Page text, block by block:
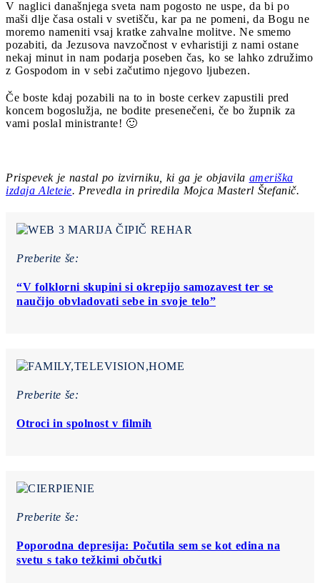
V naglici današnjega sveta nam pogosto ne uspe, da bi po
maši dlje časa ostali v svetišču, kar pa ne pomeni, da Bogu ne
moremo nameniti vsaj kratke zahvalne molitve. Ne smemo
pozabiti, da Jezusova navzočnost v evharistiji z nami ostane
nekaj minut in nam podarja poseben čas, ko se lahko združimo
z Gospodom in v sebi začutimo njegovo ljubezen.
Če boste kdaj pozabili na to in boste cerkev zapustili pred
koncem bogoslužja, ne bodite presenečeni, če bo župnik za
vami poslal ministrante! 🙂
Prispevek je nastal po izvirniku, ki ga je objavila ameriška
izdaja Aleteie. Prevedla in priredila Mojca Masterl Štefanič.
Preberite še:
“V folklorni skupini si okrepijo samozavest ter se
naučijo obvladovati sebe in svoje telo”
Preberite še:
Otroci in spolnost v filmih
Preberite še:
Poporodna depresija: Počutila sem se kot edina na
svetu s tako težkimi občutki